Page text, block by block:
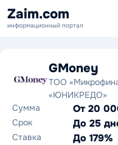
Zaim.com
информационный портал
GMoney
TOO
«ЮНИКРЕДО»
Сумма
От 20
Срок До 25
Ставка До 179%